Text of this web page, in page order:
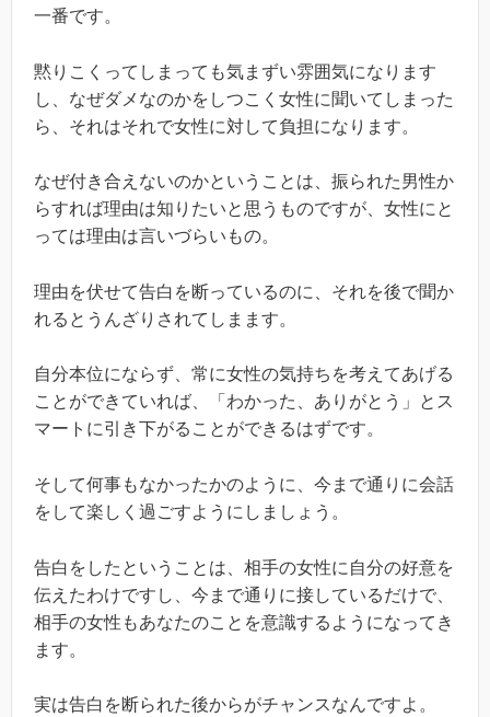
一番です。
黙りこくってしまっても気まずい雰囲気になります
し、なぜダメなのかをしつこく女性に聞いてしまった
ら、それはそれで女性に対して負担になります。
なぜ付き合えないのかということは、振られた男性か
らすれば理由は知りたいと思うものですが、女性にと
っては理由は言いづらいもの。
理由を伏せて告白を断っているのに、それを後で聞か
れるとうんざりされてしまます。
自分本位にならず、常に女性の気持ちを考えてあげる
ことができていれば、「わかった、ありがとう」とス
マートに引き下がることができるはずです。
そして何事もなかったかのように、今まで通りに会話
をして楽しく過ごすようにしましょう。
告白をしたということは、相手の女性に自分の好意を
伝えたわけですし、今まで通りに接しているだけで、
相手の女性もあなたのことを意識するようになってき
ます。
実は告白を断られた後からがチャンスなんですよ。